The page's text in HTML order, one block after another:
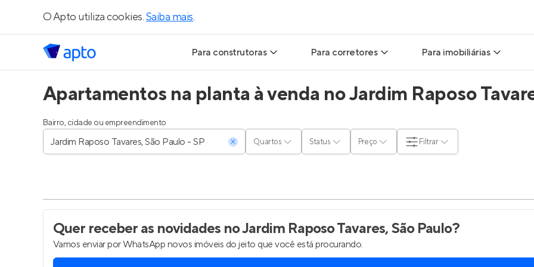
O Apto utiliza cookies.Saiba mais.
Para construtoras
Geração de Leads
Geração de Vendas
Anunciar Imóveis
Para corretores
Leads para Corretores
Parcerias imobiliárias
Anunciar imóveis
Para imobiliárias
Leads para Imobiliárias
Anunciar imóveis
Apartamentos na planta à venda no Jardim Raposo
Bairro, cidade ou empreendimento
Quartos Status Preço Filtrar
Quer receber as novidades no Jardim Raposo Tavares, São Paulo?
Vamos enviar por WhatsApp novos imóveis do jeito que você está procurando.